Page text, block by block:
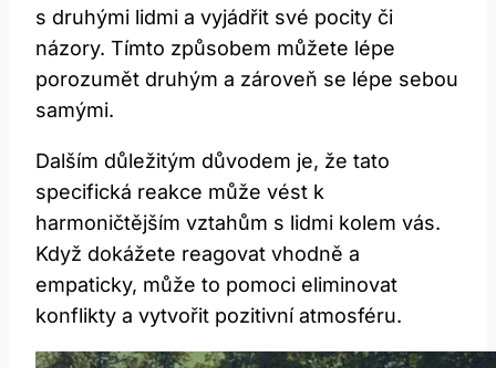
s druhými lidmi ‍a ‍vyjádřit své pocity či
názory. Tímto způsobem můžete⁤ lépe
porozumět druhým ⁤a zároveň⁤ se lépe sebou
samými.
Dalším důležitým důvodem je, že tato
specifická reakce může vést k
harmoničtějším vztahům s‍ lidmi kolem vás.
Když dokážete reagovat vhodně a
empaticky, může to​ pomoci eliminovat
konflikty⁢ a vytvořit ‌pozitivní atmosféru.